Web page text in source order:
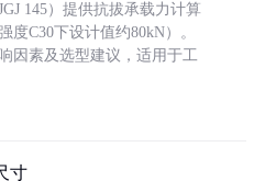
145）提供抗拔承载力计算
C30下设计值约80kN）。
因素及选型建议，适用于工
寸